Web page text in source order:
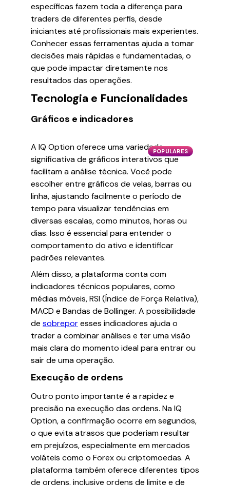
específicas fazem toda a diferença para
traders de diferentes perfis, desde
iniciantes até profissionais mais experientes.
Conhecer essas ferramentas ajuda a tomar
decisões mais rápidas e fundamentadas, o
que pode impactar diretamente nos
resultados das operações.
Tecnologia e Funcionalidades
Gráficos e indicadores
POPULARES
A IQ Option oferece uma variedade
significativa de gráficos interativos que
facilitam a análise técnica. Você pode
escolher entre gráficos de velas, barras ou
linha, ajustando facilmente o período de
tempo para visualizar tendências em
diversas escalas, como minutos, horas ou
dias. Isso é essencial para entender o
comportamento do ativo e identificar
padrões relevantes.
Além disso, a plataforma conta com
indicadores técnicos populares, como
médias móveis, RSI (Índice de Força Relativa),
MACD e Bandas de Bollinger. A possibilidade
de sobreporesses indicadores ajuda o
trader a combinar análises e ter uma visão
mais clara do momento ideal para entrar ou
sair de uma operação.
Execução de ordens
Outro ponto importante é a rapidez e
precisão na execução das ordens. Na IQ
Option, a confirmação ocorre em segundos,
o que evita atrasos que poderiam resultar
em prejuízos, especialmente em mercados
voláteis como o Forex ou criptomoedas. A
plataforma também oferece diferentes tipos
de ordens, inclusive ordens de limite e de